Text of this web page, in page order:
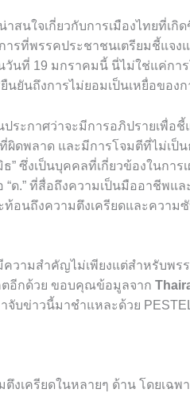
นใจเกี่ยวกับการเมืองไทยที่เกิด
ที่พรรคประชาชนเตรียมชี้แจงแ
วันที่ 19 มกราคมนี้ นี่ไม่ใช่แค่กา
นยันถึงการไม่ยอมเป็นเหยื่อของ
ะกาศว่าจะมีการอภิปรายเพื่อชี้
ผิดพลาด และมีการโจมตีที่ไม่เป็
” ซึ่งเป็นบุคคลที่เกี่ยวข้องในกา
ด.” ที่สื่อถึงความเป็นมืออาชีพแล
อนถึงความตึงเครียดและความ
วามสำคัญไม่เพียงแต่สำหรับพร
ตอีกด้วย ขอบคุณข้อมูลจาก
าจับข่าวนี้มาชำแหละด้วย
ตึงเครียดในหลายๆ ด้าน โดยเฉพ